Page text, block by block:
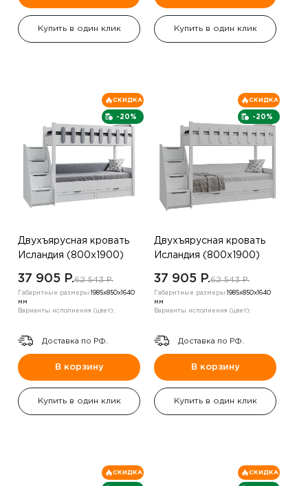
Купить в один клик Купить в один клик
-20%
СКИДКА
Двухъярусная кровать
Исландия (800х1900)
37 905 P.62 543 P.
Габаритные размеры: 1985х850х1640
мм
Варианты исполнения (цвет):
Доставка по РФ.
В корзину
Купить в один клик
-20%
СКИДКА
Двухъярусная кровать
Исландия (800х1900)
37 905 P.62 543 P.
Габаритные размеры: 1985х850х1640
мм
Варианты исполнения (цвет):
Доставка по РФ.
В корзину
Купить в один клик
СКИДКА СКИДКА